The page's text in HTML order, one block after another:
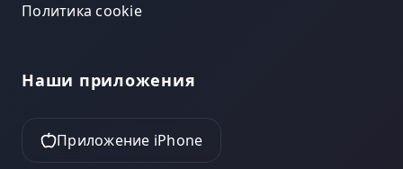
Политика cookie
Наши приложения
Приложение iPhone